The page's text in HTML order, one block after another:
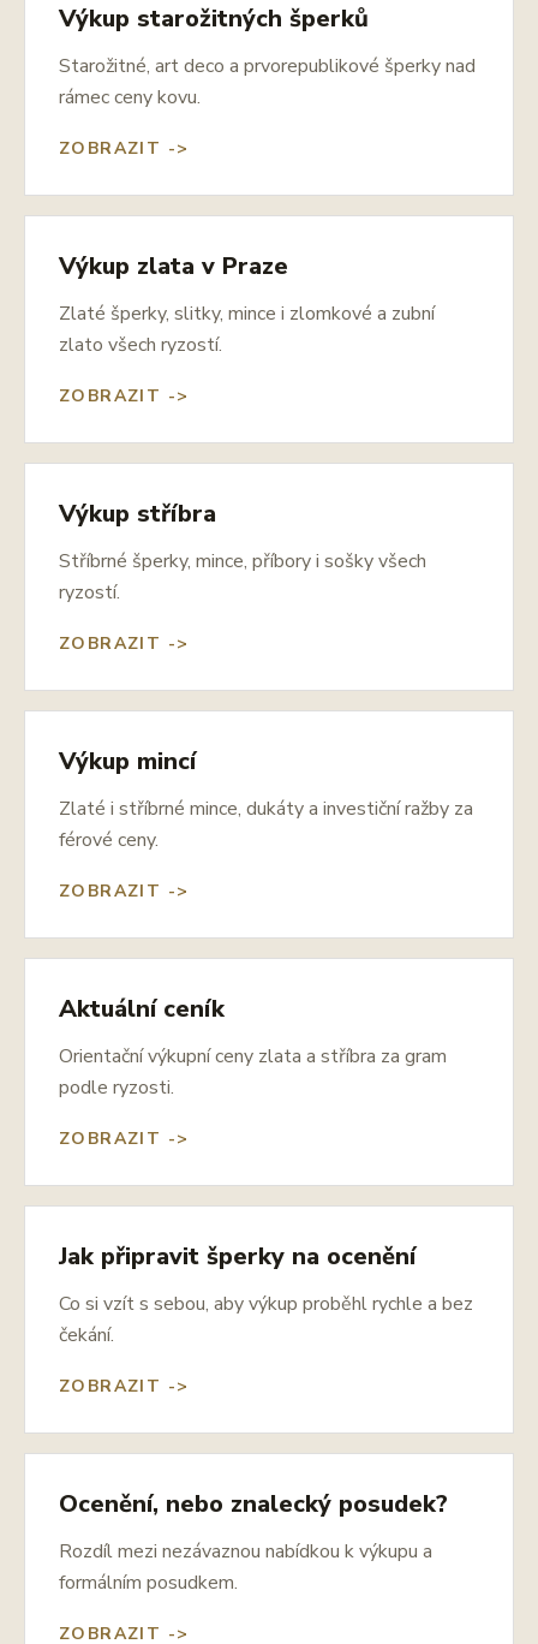
Výkup starožitných šperků
Starožitné, art deco a prvorepublikové šperky nad
rámec ceny kovu.
ZOBRAZIT ->
Výkup zlata v Praze
Zlaté šperky, slitky, mince i zlomkové a zubní
zlato všech ryzostí.
ZOBRAZIT ->
Výkup stříbra
Stříbrné šperky, mince, příbory i sošky všech
ryzostí.
ZOBRAZIT ->
Výkup mincí
Zlaté i stříbrné mince, dukáty a investiční ražby za
férové ceny.
ZOBRAZIT ->
Aktuální ceník
Orientační výkupní ceny zlata a stříbra za gram
podle ryzosti.
ZOBRAZIT ->
Jak připravit šperky na ocenění
Co si vzít s sebou, aby výkup proběhl rychle a bez
čekání.
ZOBRAZIT ->
Ocenění, nebo znalecký posudek?
Rozdíl mezi nezávaznou nabídkou k výkupu a
formálním posudkem.
ZOBRAZIT ->